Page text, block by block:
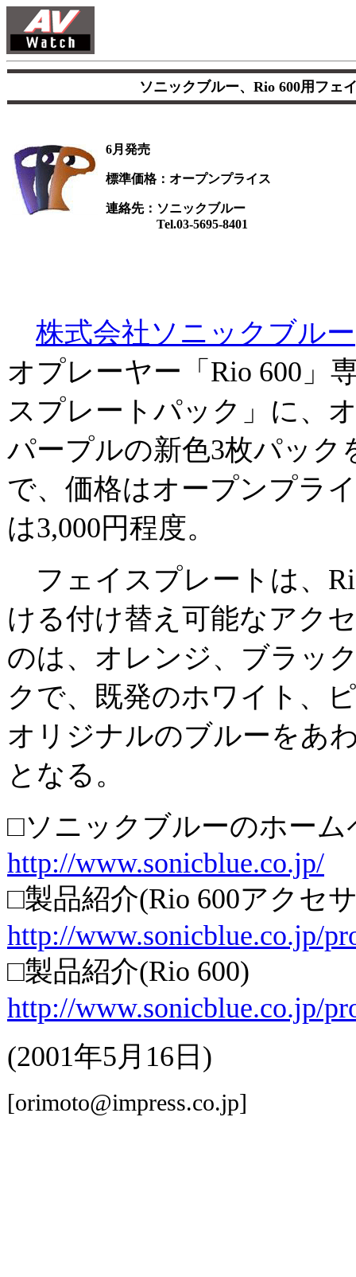
ソニックブルー、Rio 600用フェ
6月発売
標準価格：オープンプライス
連絡先：ソニックブルー
Tel.03-5695-8401
株式会社ソニックブルー
オプレーヤー「Rio 600」
スプレートパック」に、
パープルの新色3枚パック
で、価格はオープンプラ
は3,000円程度。
フェイスプレートは、
ける付け替え可能なアク
のは、オレンジ、ブラッ
クで、既発のホワイト、
オリジナルのブルーをあ
となる。
□ソニックブルーのホーム
http://www.sonicblue.co.jp/
□製品紹介(Rio 600アクセ
http://www.sonicblue.co.jp/
□製品紹介(Rio 600)
http://www.sonicblue.co.jp/
(2001年5月16日)
[orimoto@impress.co.jp]